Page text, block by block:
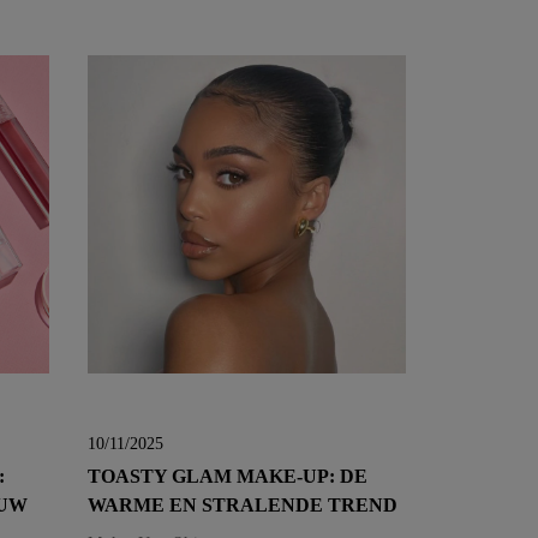
10/11/2025
TOASTY GLAM MAKE-UP: DE
WARME EN STRALENDE TREND